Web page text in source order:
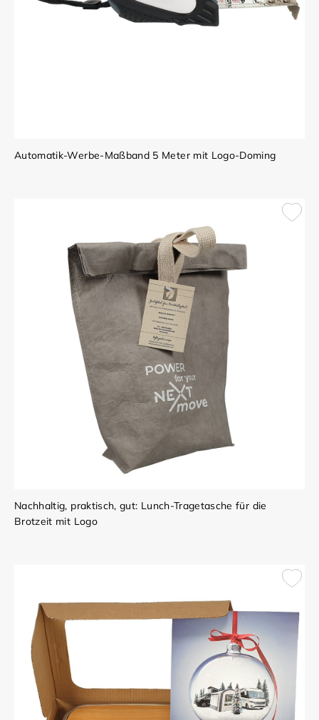
Automatik-Werbe-Maßband 5 Meter mit Logo-Doming
Nachhaltig, praktisch, gut: Lunch-Tragetasche für die
Brotzeit mit Logo